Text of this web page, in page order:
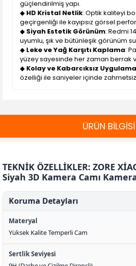
güçlendirilmiş yapı.
◆ HD Kristal Netlik: Optik kaliteyi
geçirgenliği ile kayıpsız görsel
◆ Siyah Estetik Görünüm: Redmi
uyumlu, şık ve bütünleşik görünüm
◆ Leke ve Yağ Karşıtı Kaplama:
yüzey sayesinde her zaman berrak
◆ Kolay ve Kabarcıksız Uygulama
özelliği ile saniyeler içinde
ÜRÜN BİLGİSİ
TEKNİK ÖZELLİKLER: ZORE
Siyah 3D Kamera Camı
Koruma Detayları
Materyal
Yüksek Kalite Temperli Cam
Sertlik Seviyesi